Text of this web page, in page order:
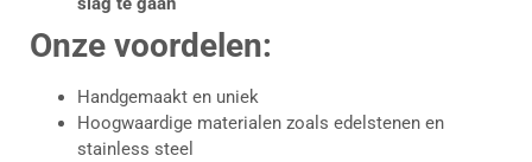
Onze voordelen:
Handgemaakt en uniek
Hoogwaardige materialen zoals edelstenen en
stainless steel